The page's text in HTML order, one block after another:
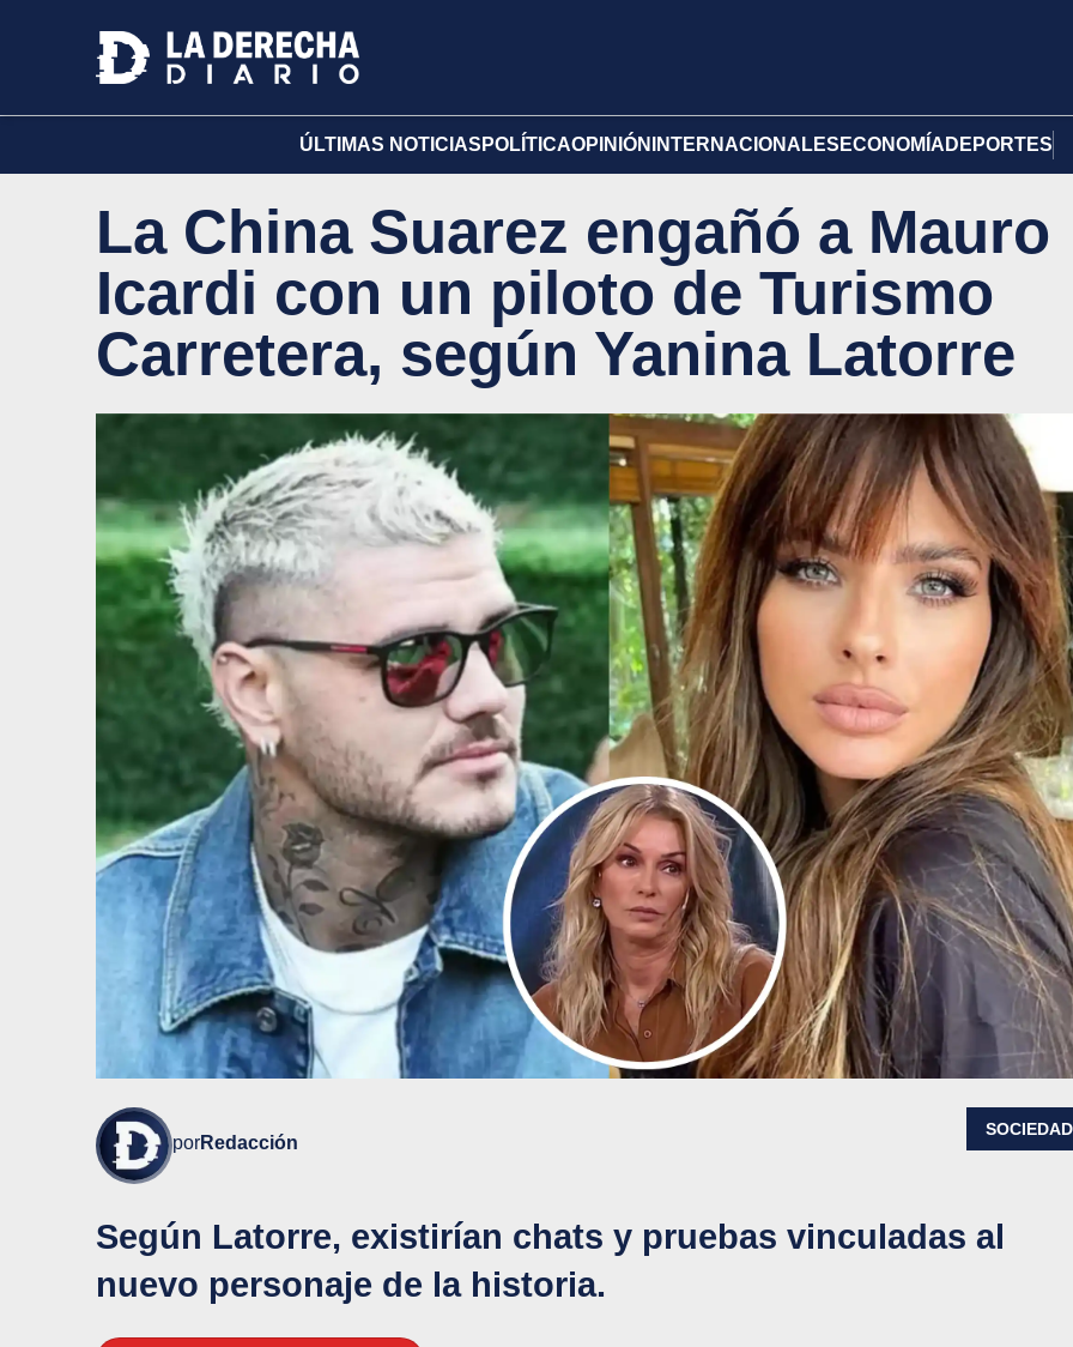
ÚLTIMAS NOTICIAS POLÍTICAOPINIÓN INTERNACIONALES ECONOMÍA DEPORTES
La China Suarez engañó a Mauro
Icardi con un piloto de Turismo
Carretera, según Yanina Latorre
porRedacción
SOCIEDAD
Según Latorre, existirían chats y pruebas vinculadas al
nuevo personaje de la historia.